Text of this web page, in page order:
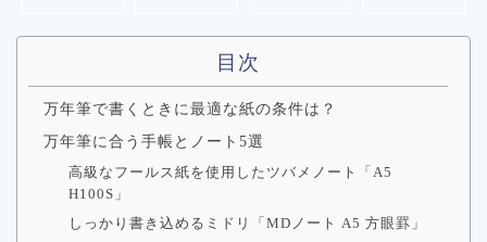
目次
万年筆で書くときに最適な紙の条件は？
万年筆に合う手帳とノート5選
高級なフールス紙を使用したツバメノート「A5
H100S」
しっかり書き込めるミドリ「MDノート A5 方眼罫」